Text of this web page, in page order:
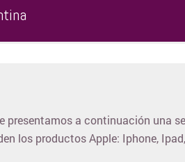
presentamos a continuación una
los productos Apple: Iphone,